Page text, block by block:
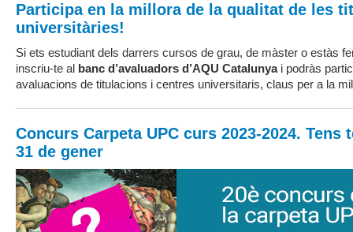
Participa en la millora de la qualitat de les
universitàries!
Si ets estudiant dels darrers cursos de grau, de màster o estàs
inscriu-te al banc d’avaluadors d’AQU Catalunyai podràs
avaluacions de titulacions i centres universitaris, claus per a la
Concurs Carpeta UPC curs 2023-2024. Tens
31 de gener